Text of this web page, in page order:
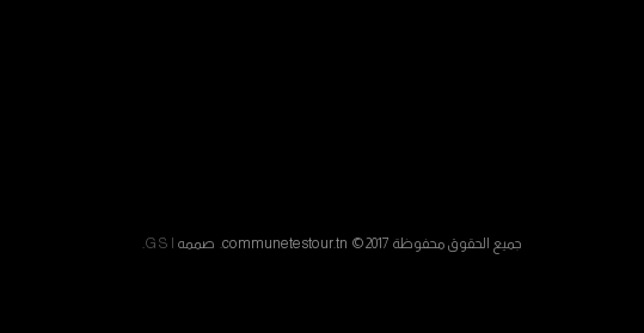
جميع الحقوق محفوظة communetestour.tn © 2017. صممه G S I